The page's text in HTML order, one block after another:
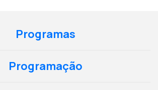
Programas
Programação